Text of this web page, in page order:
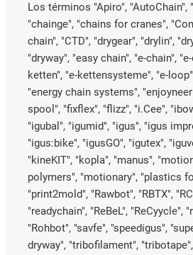
Los términos "Apiro", "AutoChain",
"chainge", "chains for cranes",
chain", "CTD", "drygear", "drylin",
"dryway", "easy chain", "e-chain",
ketten", "e-kettensysteme", "e-
"energy chain systems",
spool", "fixflex", "flizz", "i.Cee",
"igubal", "igumid", "igus", "igus
"igus:bike", "igusGO", "igutex",
"kineKIT", "kopla", "manus",
polymers", "motionary", "plastics
"print2mold", "Rawbot", "RBTX",
"readychain", "ReBeL", "ReCyycle",
"Rohbot", "savfe", "speedigus",
dryway", "tribofilament",